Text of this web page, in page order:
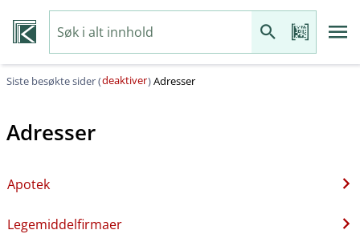
Siste besøkte sider (deaktiver)Adresser
Adresser
Apotek
Legemiddelfirmaer